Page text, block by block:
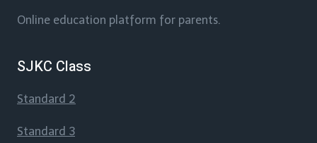
Online education platform for parents.
SJKC Class
Standard 2
Standard 3